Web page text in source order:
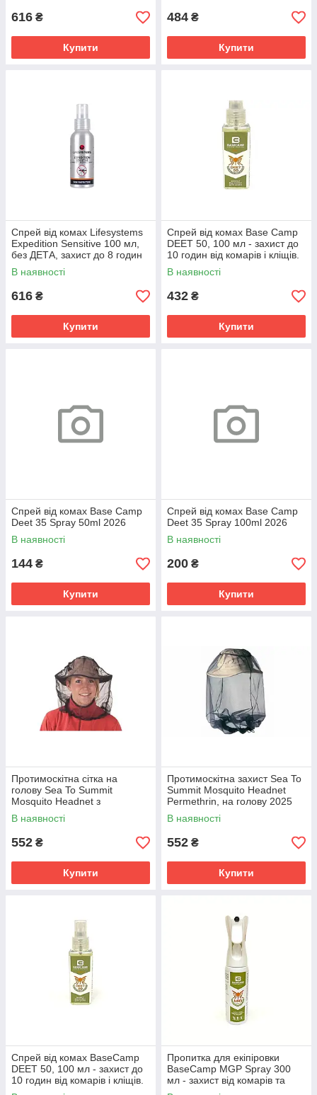
616 ₴
Купити
484 ₴
Купити
Спрей від комах Lifesystems
Expedition Sensitive 100 мл,
без ДЕТА, захист до 8 годин
В наявності
616 ₴
Купити
Спрей від комах Base Camp
DEET 50, 100 мл - захист до
10 годин від комарів і кліщів.
В наявності
432 ₴
Купити
Спрей від комах Base Camp
Deet 35 Spray 50ml 2026
В наявності
144 ₴
Купити
Спрей від комах Base Camp
Deet 35 Spray 100ml 2026
В наявності
200 ₴
Купити
Протимоскітна сітка на
голову Sea To Summit
Mosquito Headnet з
просоченням Перметрін
В наявності
552 ₴
Купити
Протимоскітна захист Sea To
Summit Mosquito Headnet
Permethrin, на голову 2025
В наявності
552 ₴
Купити
Спрей від комах BaseCamp
DEET 50, 100 мл - захист до
10 годин від комарів і кліщів.
Пропитка для екіпіровки
BaseCamp MGP Spray 300
мл - захист від комарів та
кліщів